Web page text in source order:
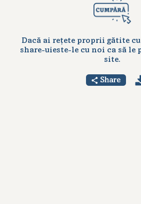
Dacă ai rețete proprii gătite
share-uieste-le cu noi ca să le
site.